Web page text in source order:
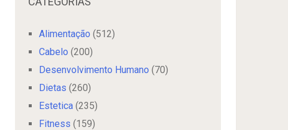
Alimentação (512)
Cabelo (200)
Desenvolvimento Humano (70)
Dietas (260)
Estetica (235)
Fitness (159)